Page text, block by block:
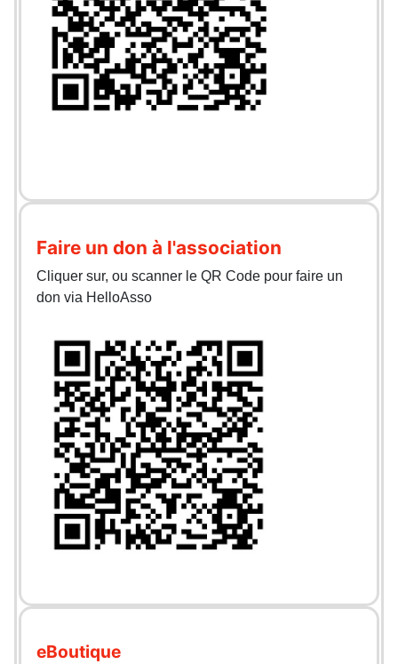
Faire un don à l'association
Cliquer sur, ou scanner le QR Code pour faire un
don via HelloAsso
eBoutique